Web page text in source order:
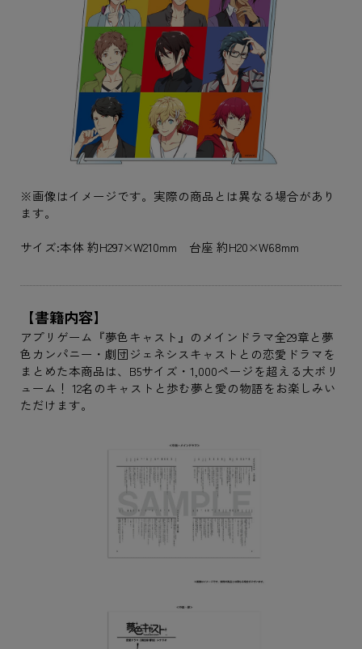
※画像はイメージです。実際の商品とは異なる場合があり
ます。
サイズ:本体 約H297×W210mm 台座 約H20×W68mm
【書籍内容】
アプリゲーム『夢色キャスト』のメインドラマ全29章と夢
色カンパニー・劇団ジェネシスキャストとの恋愛ドラマを
まとめた本商品は、B5サイズ・1,000ページを超える大ボリ
ューム！ 12名のキャストと歩む夢と愛の物語をお楽しみい
ただけます。